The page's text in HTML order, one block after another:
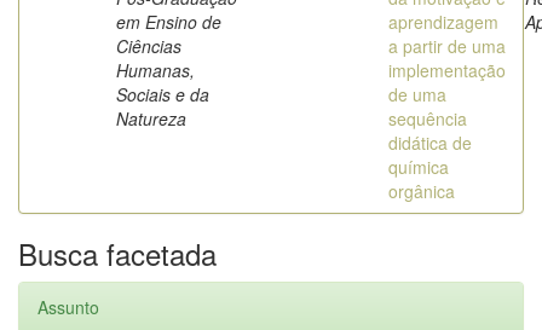
em Ensino de
Ciências
Humanas,
Sociais e da
Natureza
aprendizagem
a partir de uma
implementação
de uma
sequência
didática de
química
orgânica
Busca facetada
Assunto